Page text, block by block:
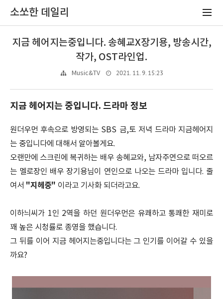
소쏘한 데일리
지금 헤어지는중입니다. 송혜교X장기용, 방송시간,
작가, OST라인업.
Music&TV 2021. 11. 9. 15:23
지금 헤어지는 중입니다. 드라마 정보
원더우먼 후속으로 방영되는 SBS 금,토 저녁 드라마 지금헤어지
는 중입니다에 대해서 알아볼게요.
오랜만에 스크린에 복귀하는 배우 송혜교와, 남자주연으로 떠오르
는 멜로장인 배우 장기용님이 연인으로 나오는 드라마 입니다. 줄
여서 "지헤중" 이라고 기사화 되더라고요.
이하늬씨가 1인 2역을 하던 원더우먼은 유쾌하고 통쾌한 재미로
꽤 높은 시청률로 종영을 했습니다.
그 뒤를 이어 지금 헤어지는중입니다는 그 인기를 이어갈 수 있을
까요?